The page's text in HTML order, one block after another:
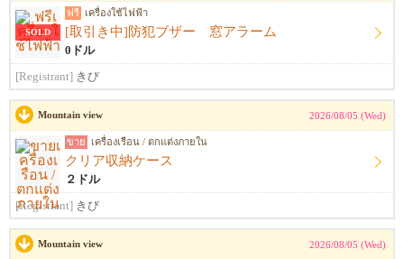
SOLD
ฟรี เครื่องใช้ไฟฟ้า
[取引き中]防犯ブザー 窓アラーム
0ドル
[Registrant] きび
Mountain view 2026/08/05 (Wed)
ขาย เครื่องเรือน / ตกแต่งภายใน
クリア収納ケース
２ドル
[Registrant] きび
Mountain view 2026/08/05 (Wed)